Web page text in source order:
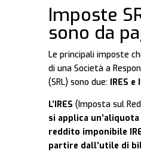
Imposte
sono da
Le principali imposte
di una Società a
(SRL) sono due: IRES e
L’IRES (Imposta sul
si applica
reddito imponibile
partire dall’utile di